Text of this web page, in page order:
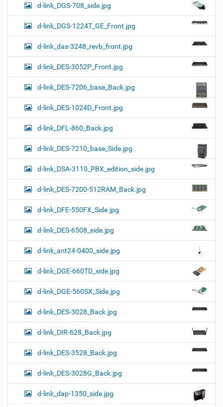
d-link_DGS-708_side.jpg
d-link_DGS-1224T_GE_Front.jpg
d-link_das-3248_revb_front.jpg
d-link_DES-3052P_Front.jpg
d-link_DES-7206_base_Back.jpg
d-link_DES-1024D_Front.jpg
d-link_DFL-860_Back.jpg
d-link_DES-7210_base_Side.jpg
d-link_DSA-3110_PBX_edition_side.jpg
d-link_DES-7200-512RAM_Back.jpg
d-link_DFE-550FX_Side.jpg
d-link_DES-6508_side.jpg
d-link_ant24-0400_side.jpg
d-link_DGE-660TD_side.jpg
d-link_DGE-560SX_Side.jpg
d-link_DES-3028_Back.jpg
d-link_DIR-628_Back.jpg
d-link_DES-3528_Back.jpg
d-link_DES-3028G_Back.jpg
d-link_dap-1350_side.jpg